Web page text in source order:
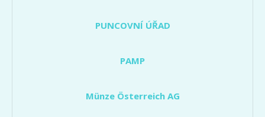
PUNCOVNÍ ÚŘAD
PAMP
Münze Österreich AG